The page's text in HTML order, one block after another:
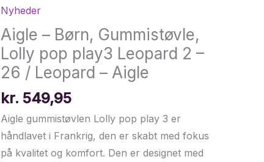
Nyheder
Aigle – Børn, Gummistøvle,
Lolly pop play3 Leopard 2 –
26 / Leopard – Aigle
kr. 549,95
Aigle gummistøvlen Lolly pop play 3 er
håndlavet i Frankrig, den er skabt med fokus
på kvalitet og komfort. Den er designet med